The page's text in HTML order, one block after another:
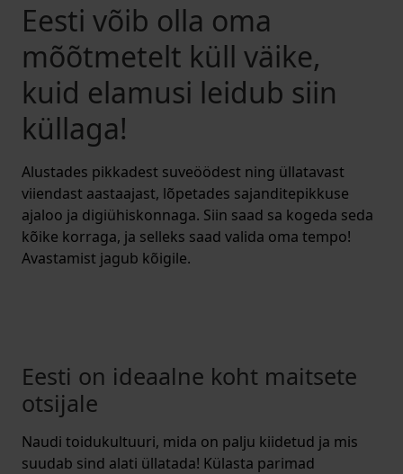
Eesti võib olla oma
mõõtmetelt küll väike,
kuid elamusi leidub siin
küllaga!
Alustades pikkadest suveöödest ning üllatavast
viiendast aastaajast, lõpetades sajanditepikkuse
ajaloo ja digiühiskonnaga. Siin saad sa kogeda seda
kõike korraga, ja selleks saad valida oma tempo!
Avastamist jagub kõigile.
Eesti on ideaalne koht maitsete
otsijale
Naudi toidukultuuri, mida on palju kiidetud ja mis
suudab sind alati üllatada! Külasta parimad